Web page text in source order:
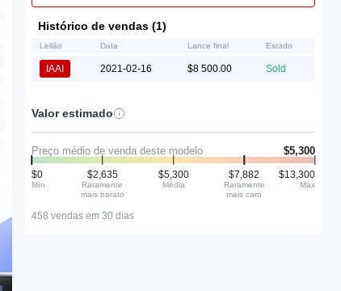
Histórico de vendas (1)
Leilão Data Lance final Estado
IAAI 2021-02-16 $8 500.00 Sold
Valor estimado
Preço médio de venda deste modelo $5,300
$0
Mín
$2,635
Raramente
mais barato
$5,300
Média
$7,882
Raramente
mais caro
$13,300
Máx
458 vendas em 30 dias